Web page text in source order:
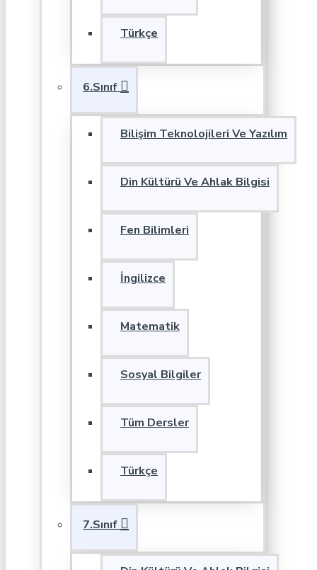
Türkçe
6.Sınıf
Bilişim Teknolojileri Ve Yazılım
Din Kültürü Ve Ahlak Bilgisi
Fen Bilimleri
İngilizce
Matematik
Sosyal Bilgiler
Tüm Dersler
Türkçe
7.Sınıf